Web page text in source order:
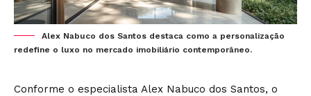
Alex Nabuco dos Santos destaca como a personalização
redefine o luxo no mercado imobiliário contemporâneo.
Conforme o especialista Alex Nabuco dos Santos, o